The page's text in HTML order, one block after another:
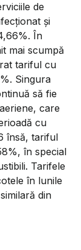
de
şi
În
mai scumpă
tariful cu
Singura
să fie
care
cu
însă, tariful
în special
Tarifele
în lunile
din